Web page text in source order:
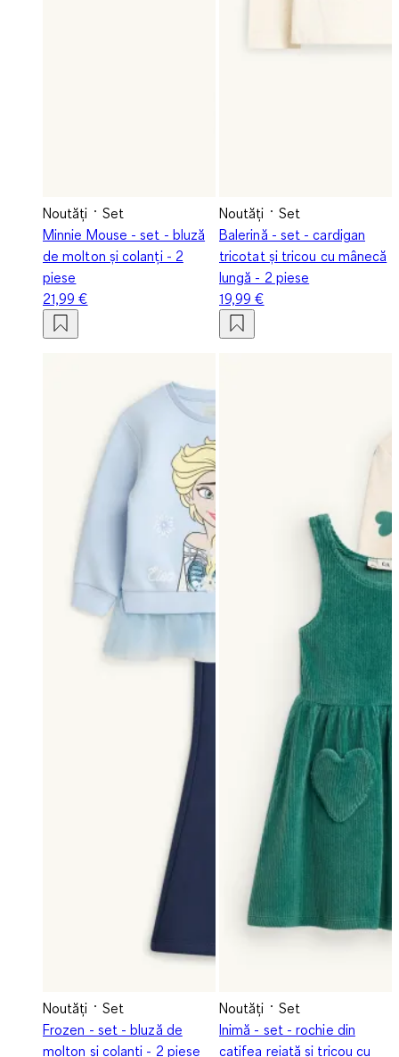
Noutăți
Set
Minnie Mouse - set - bluză
de molton și colanți - 2
piese
21,99 €
Noutăți
Set
Balerină - set - cardigan
tricotat și tricou cu mânecă
lungă - 2 piese
19,99 €
Noutăți
Set
Frozen - set - bluză de
molton și colanți - 2 piese
Noutăți
Set
Inimă - set - rochie din
catifea reiată și tricou cu